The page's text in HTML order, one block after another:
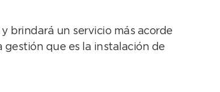
brindará un servicio más acorde
gestión que es la instalación de